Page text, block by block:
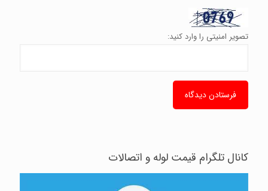
تصویر امنیتی را وارد کنید:
کانال تلگرام قیمت لوله و اتصالات